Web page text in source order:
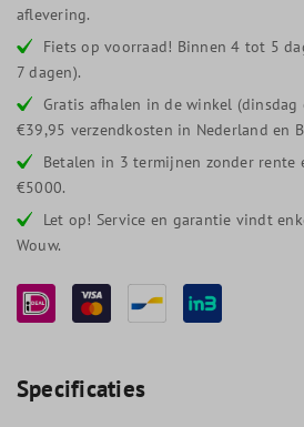
aflevering.
Fiets op voorraad! Binnen 4 tot 5
7 dagen).
Gratis afhalen in de winkel (dinsdag
€39,95 verzendkosten in Nederland en
Betalen in 3 termijnen zonder rente
€5000.
Let op! Service en garantie vindt
Wouw.
Specificaties